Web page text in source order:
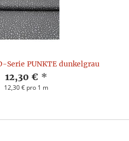
Serie PUNKTE dunkelgrau
12,30 € *
12,30 € pro 1 m